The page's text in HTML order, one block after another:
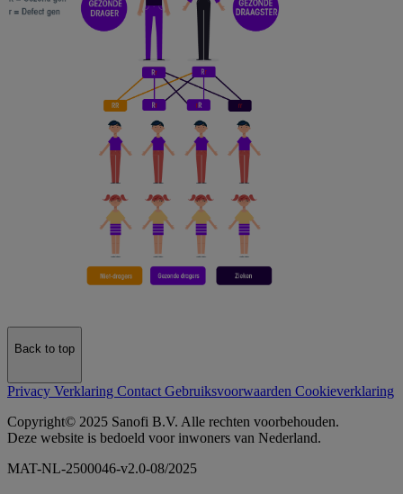
Back to top
Privacy Verklaring Contact Gebruiksvoorwaarden Cookieverklaring
Copyright© 2025 Sanofi B.V. Alle rechten voorbehouden.
Deze website is bedoeld voor inwoners van Nederland.
MAT-NL-2500046-v2.0-08/2025